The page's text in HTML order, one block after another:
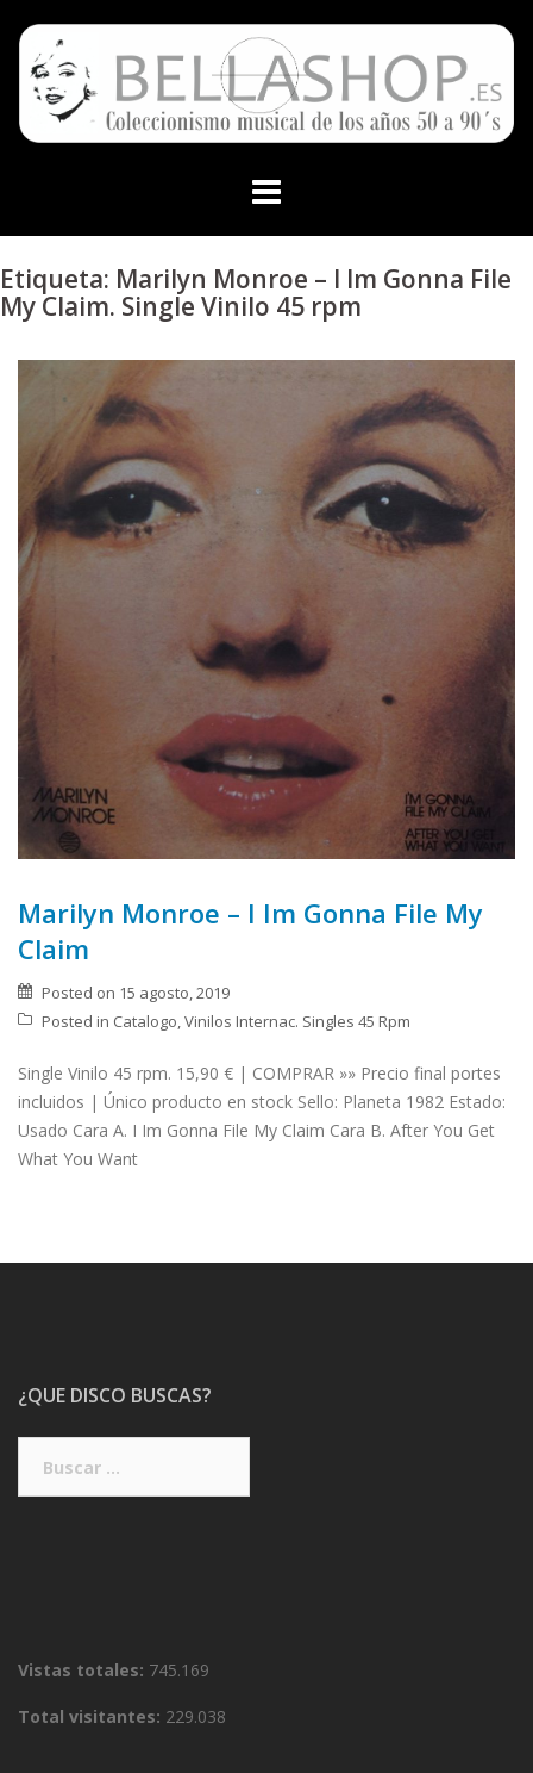
content
Etiqueta: Marilyn Monroe – I Im Gonna File
My Claim. Single Vinilo 45 rpm
Marilyn Monroe – I Im Gonna File My
Claim
Posted on 15 agosto, 2019
Posted in Catalogo,Vinilos Internac. Singles 45 Rpm
Single Vinilo 45 rpm. 15,90 € | COMPRAR »» Precio final portes
incluidos | Único producto en stock Sello: Planeta 1982 Estado:
Usado Cara A. I Im Gonna File My Claim Cara B. After You Get
What You Want
¿QUE DISCO BUSCAS?
Vistas totales: 745.169
Total visitantes: 229.038